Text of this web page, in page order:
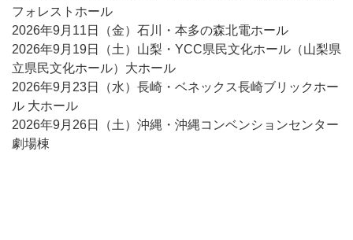
フォレストホール
2026年9月11日（金）石川・本多の森北電ホール
2026年9月19日（土）山梨・YCC県民文化ホール（山梨県
立県民文化ホール）大ホール
2026年9月23日（水）長崎・ベネックス長崎ブリックホー
ル 大ホール
2026年9月26日（土）沖縄・沖縄コンベンションセンター
劇場棟